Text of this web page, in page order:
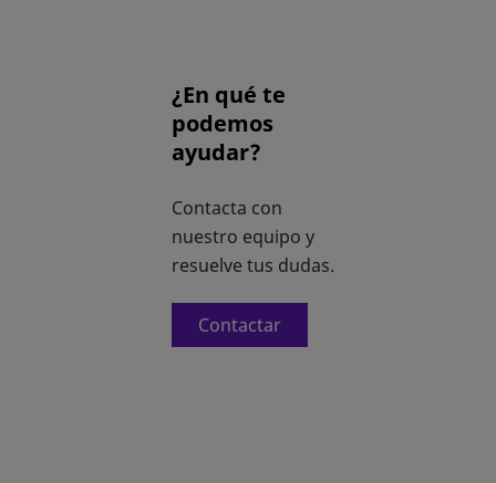
¿En qué te
podemos
ayudar?
Contacta con
nuestro equipo y
resuelve tus dudas.
Contactar